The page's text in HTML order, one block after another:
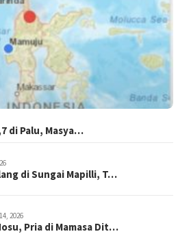
di Palu, Masya…
di Sungai Mapilli, T…
2026
Pria di Mamasa Dit…